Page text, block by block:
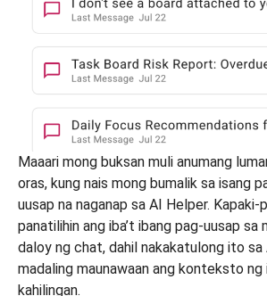
Maaari mong buksan muli anumang
oras, kung nais mong bumalik sa isang
uusap na naganap sa AI Helper. Kapaki-
panatilihin ang iba’t ibang pag-uusap sa
daloy ng chat, dahil nakakatulong ito sa
madaling maunawaan ang konteksto ng
kahilingan.